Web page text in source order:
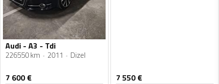
Audi - A3 - Tdi
226550 km 2011 Dizel
7 600€ 7 550€